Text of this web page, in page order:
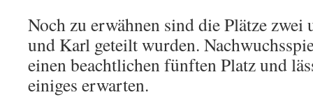
Noch zu erwähnen sind die Plätze zwei
und Karl geteilt wurden.
einen beachtlichen fünften Platz und
einiges erwarten.